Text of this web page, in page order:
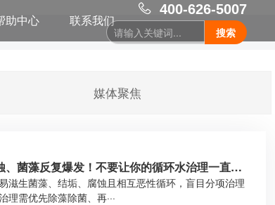
助中心 联系我们
400-626-5007
搜索
媒体聚焦
、菌藻反复爆发！不要让你的循环水治理一直在
滋生菌藻、结垢、腐蚀且相互恶性循环，盲目分项治理
理需优先除藻除菌、再···